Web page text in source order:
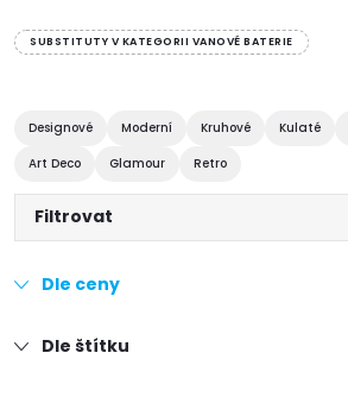
SUBSTITUTY V KATEGORII VANOVÉ BATERIE
Designové Moderní Kruhové Kulaté
Art Deco
Glamour Retro
Filtrovat
Dle ceny
Dle štítku